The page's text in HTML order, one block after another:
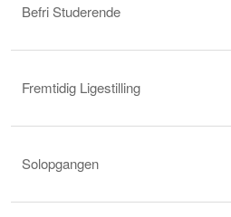
Befri Studerende
Fremtidig Ligestilling
Solopgangen